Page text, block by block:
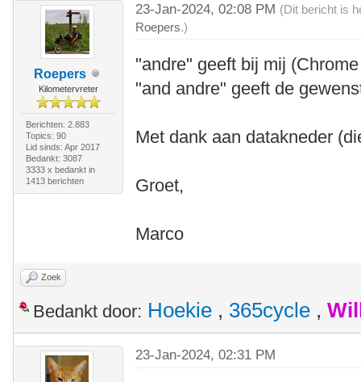
Roepers
Kilometervreter
Berichten: 2.883
Topics: 90
Lid sinds: Apr 2017
Bedankt: 3087
3333 x bedankt in
1413 berichten
23-Jan-2024, 02:08 PM (Dit bericht is
Roepers.)
"andre" geeft bij mij
"and andre" geeft de
Met dank aan datakneder
Groet,
Marco
Zoek
Bedankt door: Hoekie , 365cycle ,
23-Jan-2024, 02:31 PM